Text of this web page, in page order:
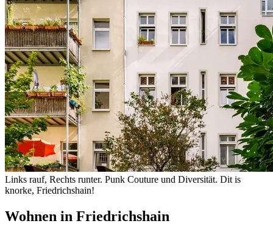
Links rauf, Rechts runter. Punk Couture und Diversität. Dit is
knorke, Friedrichshain!
Wohnen in Friedrichshain